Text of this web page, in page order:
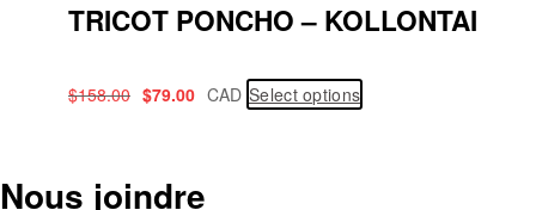
TRICOT PONCHO – KOLLONTAI
$158.00 $79.00 CAD Select options
Nous joindre